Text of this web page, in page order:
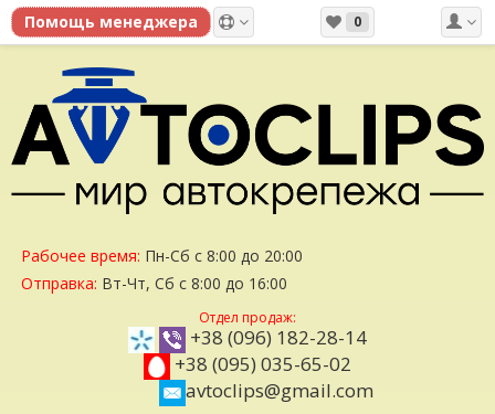
0
Рабочее время: Пн-Сб с 8:00 до 20:00
Отправка: Вт-Чт, Сб с 8:00 до 16:00
Отдел продаж:
+38 (096) 182-28-14
+38 (095) 035-65-02
avtoclips@gmail.com